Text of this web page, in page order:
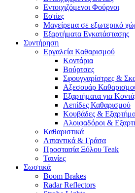
Εντοιχιζόμενοι Φούρνοι
Εστίες
Μαγείρεμα σε εξωτερικό
Εξαρτήματα Εγκατάστασης
Συντήρηση
Εργαλεία Καθαρισμού
Κοντάρια
Βούρτσες
Σφουγγαρίστρες &
Αξεσουάρ
Εξαρτήματα για
Λεπίδες Καθαρισμού
Κουβάδες &
Αλοιφαδόροι &
Καθαριστικά
Λιπαντικά & Γράσα
Προστασία Ξύλου Teak
Ταινίες
Σωστικά
Boom Brakes
Radar Reflectors